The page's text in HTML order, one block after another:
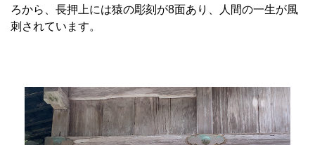
ろから、長押上には猿の彫刻が8面あり、人間の一生が風
刺されています。